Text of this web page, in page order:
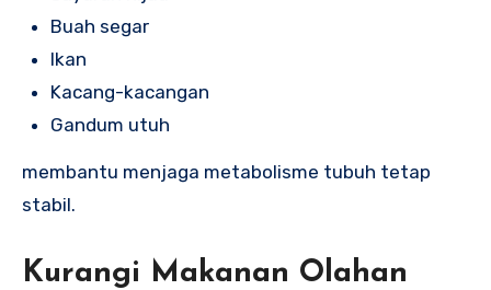
Buah segar
Ikan
Kacang-kacangan
Gandum utuh
membantu menjaga metabolisme tubuh tetap
stabil.
Kurangi Makanan Olahan